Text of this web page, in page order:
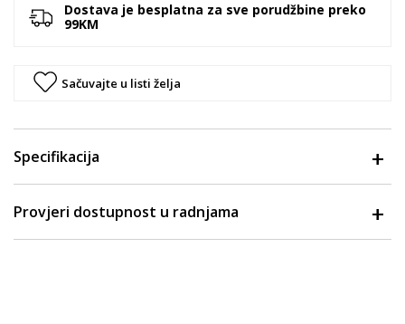
Dostava je besplatna za sve porudžbine preko
99KM
Sačuvajte u listi želja
Specifikacija
Provjeri dostupnost u radnjama